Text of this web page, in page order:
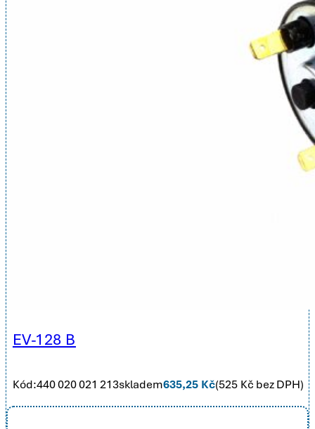
EV-128 B
Kód:440 020 021 213skladem635,25 Kč(525 Kč bez DPH)